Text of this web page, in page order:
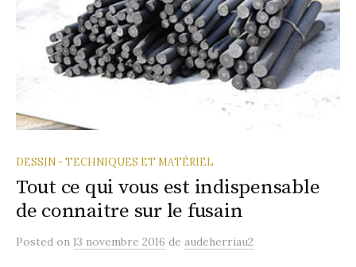
DESSIN - TECHNIQUES ET MATÉRIEL
Tout ce qui vous est indispensable
de connaitre sur le fusain
Posted on 13 novembre 2016 de audeherriau2